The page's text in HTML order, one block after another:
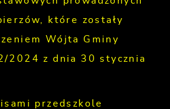
które zostały
Wójta Gminy
2024 z dnia 30 stycznia
przedszkole